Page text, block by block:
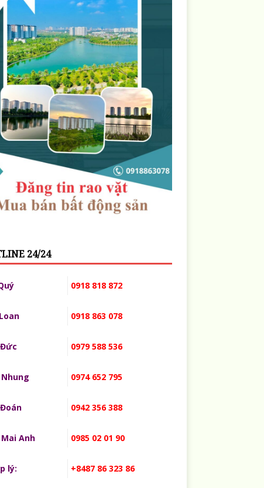
24/24
0918 818 872
0918 863 078
0979 588 536
0974 652 795
0942 356 388
Anh 0985 02 01 90
lý: +8487 86 323 86